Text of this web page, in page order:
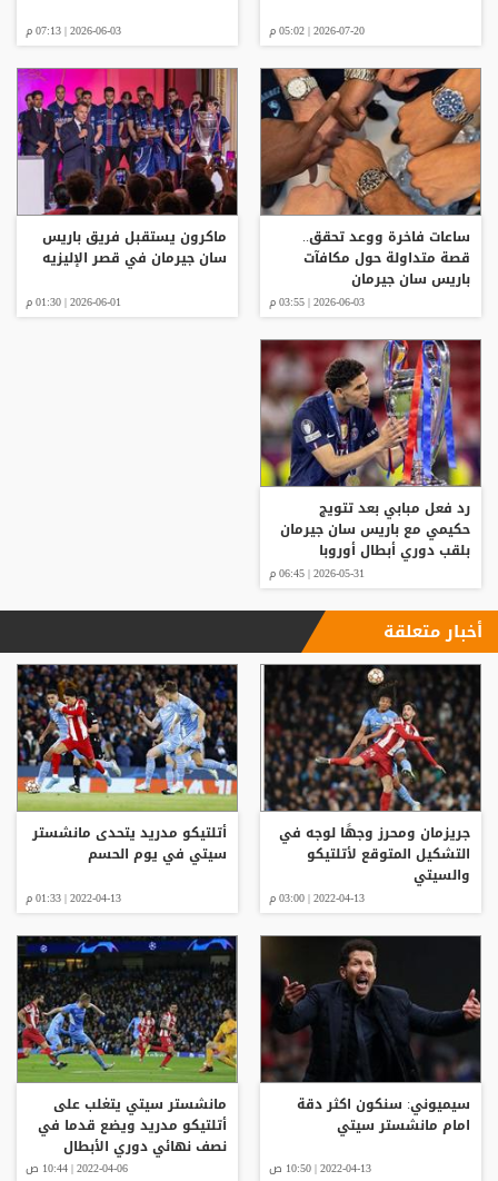
2026-07-20 | 05:02 م 2026-06-03 | 07:13 م
ساعات فاخرة ووعد تحقق..
قصة متداولة حول مكافآت
باريس سان جيرمان
2026-06-03 | 03:55 م
ماكرون يستقبل فريق باريس
سان جيرمان في قصر الإليزيه
2026-06-01 | 01:30 م
رد فعل مبابي بعد تتويج
حكيمي مع باريس سان جيرمان
بلقب دوري أبطال أوروبا
2026-05-31 | 06:45 م
أخبار متعلقة
جريزمان ومحرز وجهًا لوجه في
التشكيل المتوقع لأتلتيكو
والسيتي
2022-04-13 | 03:00 م
أتلتيكو مدريد يتحدى مانشستر
سيتي في يوم الحسم
2022-04-13 | 01:33 م
سيميوني: سنكون اكثر دقة
امام مانشستر سيتي
2022-04-13 | 10:50 ص
مانشستر سيتي يتغلب على
أتلتيكو مدريد ويضع قدما في
نصف نهائي دوري الأبطال
2022-04-06 | 10:44 ص